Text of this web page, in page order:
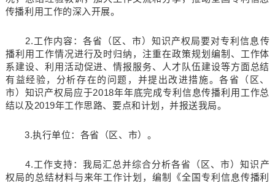
传播利用工作的深入开展。
2.工作内容：各省（区、市）知识产权局要对专利信息传
播利用工作情况进行及时归纳，注重在政策规划编制、工作体
系建设、利用活动促进、情报服务、人才队伍建设等方面总结
有益经验，分析存在的问题，并提出改进措施。各省（区、
市）知识产权局应于2018年年底完成专利信息传播利用工作总
结以及2019年工作思路、要点和计划，并报送我局。
3.执行单位：各省（区、市）。
4.工作支持：我局汇总并综合分析各省（区、市）知识产
权局的总结材料与来年工作计划，编制《全国专利信息传播利